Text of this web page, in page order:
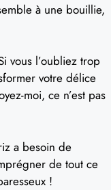
à une bouillie,
vous l’oubliez trop
votre délice
moi, ce n’est pas
a besoin de
de tout ce
!